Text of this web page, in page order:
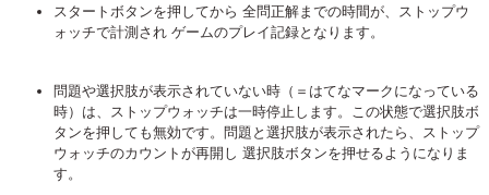
スタートボタンを押してから 全問正解までの時間が、ストップウ
ォッチで計測され ゲームのプレイ記録となります。
問題や選択肢が表示されていない時（＝はてなマークになっている
時）は、ストップウォッチは一時停止します。この状態で選択肢ボ
タンを押しても無効です。問題と選択肢が表示されたら、ストップ
ウォッチのカウントが再開し 選択肢ボタンを押せるようになりま
す。